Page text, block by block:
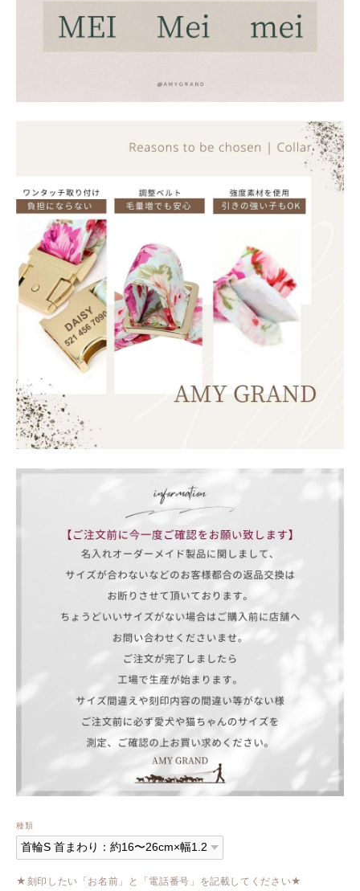
種類
★刻印したい「お名前」と「電話番号」を記載してください★